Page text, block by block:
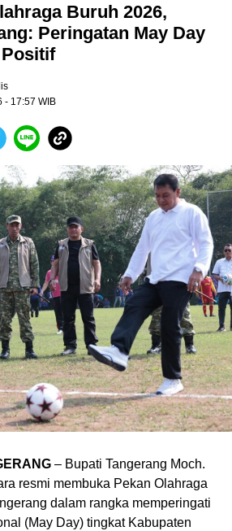
Buruh 2026,
Peringatan May Day
- 17:57 WIB
– Bupati Tangerang Moch.
resmi membuka Pekan Olahraga
dalam rangka memperingati
(May Day) tingkat Kabupaten